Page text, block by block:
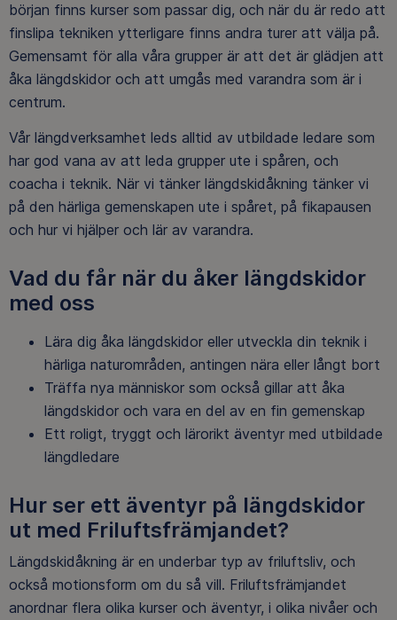
början finns kurser som passar dig, och när du är redo att
finslipa tekniken ytterligare finns andra turer att välja på.
Gemensamt för alla våra grupper är att det är glädjen att
åka längdskidor och att umgås med varandra som är i
centrum.
Vår längdverksamhet leds alltid av utbildade ledare som
har god vana av att leda grupper ute i spåren, och
coacha i teknik. När vi tänker längdskidåkning tänker vi
på den härliga gemenskapen ute i spåret, på fikapausen
och hur vi hjälper och lär av varandra.
Vad du får när du åker längdskidor
med oss
Lära dig åka längdskidor eller utveckla din teknik i
härliga naturområden, antingen nära eller långt bort
Träffa nya människor som också gillar att åka
längdskidor och vara en del av en fin gemenskap
Ett roligt, tryggt och lärorikt äventyr med utbildade
längdledare
Hur ser ett äventyr på längdskidor
ut med Friluftsfrämjandet?
Längdskidåkning är en underbar typ av friluftsliv, och
också motionsform om du så vill. Friluftsfrämjandet
anordnar flera olika kurser och äventyr, i olika nivåer och